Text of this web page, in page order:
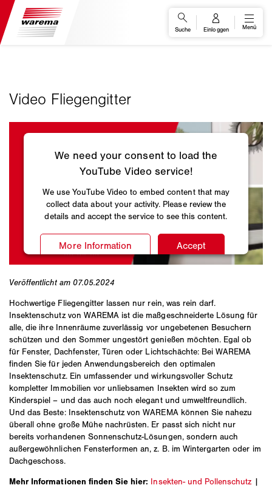
Veröffentlicht am 07.05.2024
Hochwertige Fliegengitter lassen nur rein, was rein darf.
Insektenschutz von WAREMA ist die maßgeschneiderte Lösung für
alle, die ihre Innenräume zuverlässig vor ungebetenen Besuchern
schützen und den Sommer ungestört genießen möchten. Egal ob
für Fenster, Dachfenster, Türen oder Lichtschächte: Bei WAREMA
finden Sie für jeden Anwendungsbereich den optimalen
Insektenschutz. Ein umfassender und wirkungsvoller Schutz
kompletter Immobilien vor unliebsamen Insekten wird so zum
Kinderspiel – und das auch noch elegant und umweltfreundlich.
Und das Beste: Insektenschutz von WAREMA können Sie nahezu
überall ohne große Mühe nachrüsten. Er passt sich nicht nur
bereits vorhandenen Sonnenschutz-Lösungen, sondern auch
außergewöhnlichen Fensterformen an, z. B. im Wintergarten oder im
Dachgeschoss.
Mehr Informationen finden Sie hier: Insekten- und Pollenschutz|